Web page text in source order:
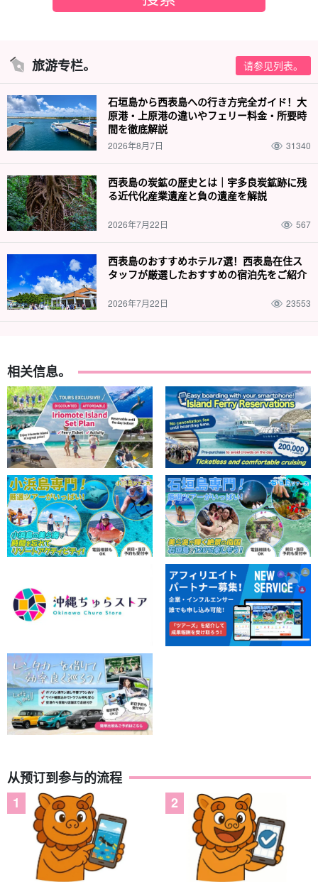
旅游专栏。 请参见列表。
石垣島から西表島への行き方完全ガイド！大
原港・上原港の違いやフェリー料金・所要時
間を徹底解説
2026年8月7日 31340
西表島の炭鉱の歴史とは｜宇多良炭鉱跡に残
る近代化産業遺産と負の遺産を解説
2026年7月22日 567
西表島のおすすめホテル7選！西表島在住ス
タッフが厳選したおすすめの宿泊先をご紹介
2026年7月22日 23553
相关信息。
从预订到参与的流程